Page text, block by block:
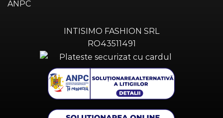
ANPC
INTISIMO FASHION SRL
RO43511491